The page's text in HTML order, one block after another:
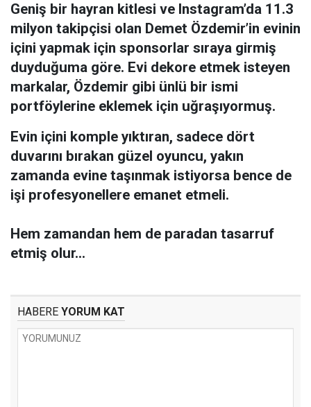
Geniş bir hayran kitlesi ve Instagram’da 11.3
milyon takipçisi olan Demet Özdemir’in evinin
içini yapmak için sponsorlar sıraya girmiş
duyduğuma göre. Evi dekore etmek isteyen
markalar, Özdemir gibi ünlü bir ismi
portföylerine eklemek için uğraşıyormuş.
Evin içini komple yıktıran, sadece dört
duvarını bırakan güzel oyuncu, yakın
zamanda evine taşınmak istiyorsa bence de
işi profesyonellere emanet etmeli.
Hem zamandan hem de paradan tasarruf
etmiş olur...
HABERE YORUM KAT